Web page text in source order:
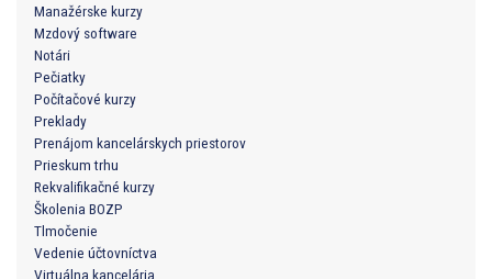
Manažérske kurzy
Mzdový software
Notári
Pečiatky
Počítačové kurzy
Preklady
Prenájom kancelárskych priestorov
Prieskum trhu
Rekvalifikačné kurzy
Školenia BOZP
Tlmočenie
Vedenie účtovníctva
Virtuálna kancelária